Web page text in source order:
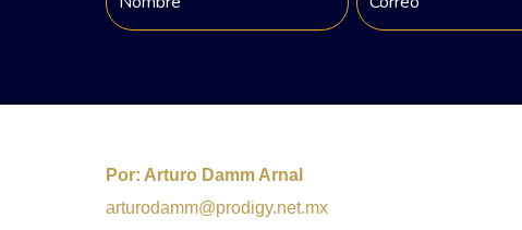
Por: Arturo Damm Arnal
arturodamm@prodigy.net.mx